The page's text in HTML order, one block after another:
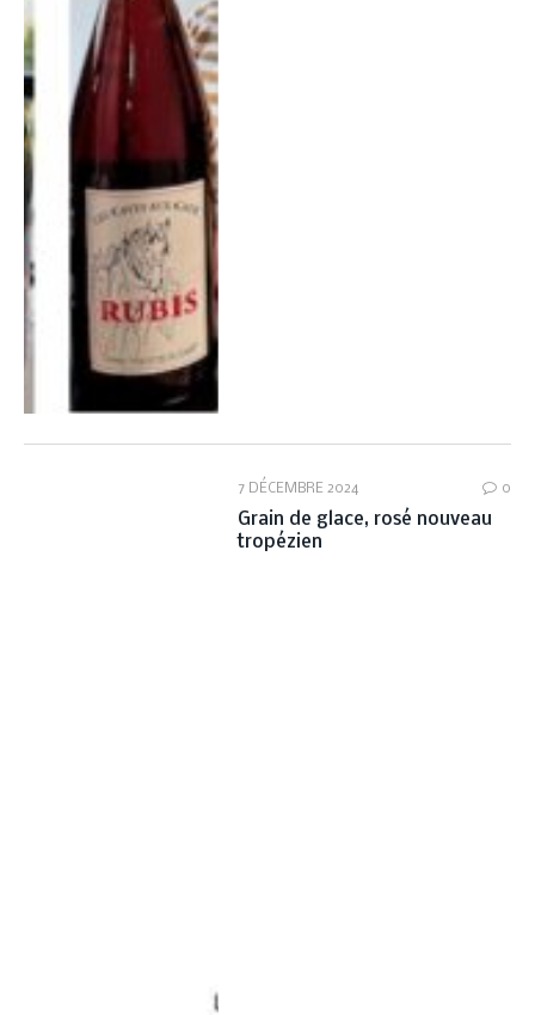
7 DÉCEMBRE 2024 0
Grain de glace, rosé nouveau
tropézien